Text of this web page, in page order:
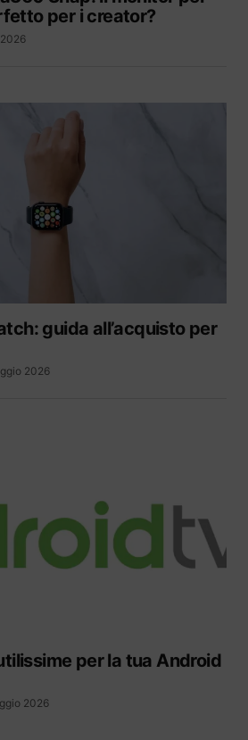
per i creator?
guida all’acquisto per
2026
per la tua Android
2026